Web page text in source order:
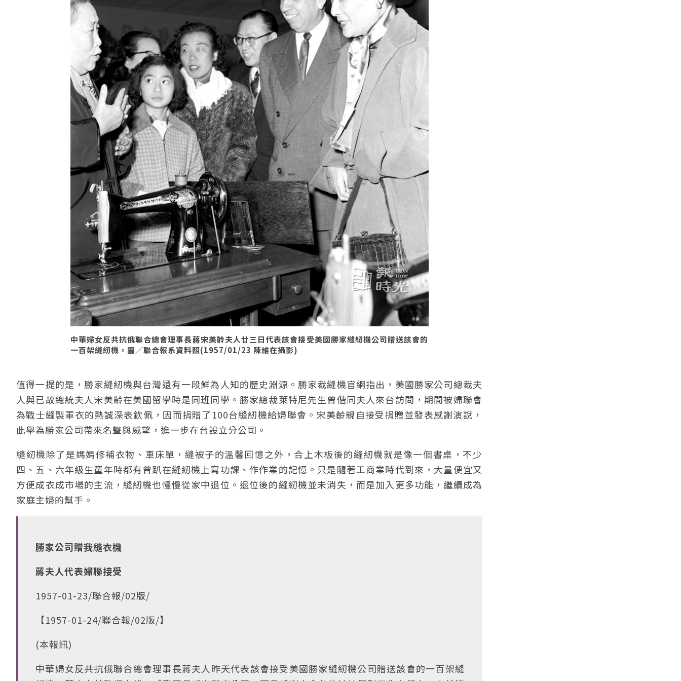
中華婦女反共抗俄聯合總會理事長蔣宋美齡夫人廿三日代表該會接受美國勝家縫紉機公司贈送該會的
一百架縫紉機。圖／聯合報系資料照(1957/01/23 陳維在攝影)
值得一提的是，勝家縫紉機與台灣還有一段鮮為人知的歷史淵源。勝家裁縫機官網指出，美國勝家公司總裁夫
人與已故總統夫人宋美齡在美國留學時是同班同學。勝家總裁萊特尼先生曾偕同夫人來台訪問，期間被婦聯會
為戰士縫製軍衣的熱誠深表欽佩，因而捐贈了100台縫紉機給婦聯會。宋美齡親自接受捐贈並發表感謝演說，
此舉為勝家公司帶來名聲與威望，進一步在台設立分公司。
縫紉機除了是媽媽修補衣物、車床單，縫被子的溫馨回憶之外，合上木板後的縫紉機就是像一個書桌，不少
四、五、六年級生童年時都有曾趴在縫紉機上寫功課、作作業的記憶。只是隨著工商業時代到來，大量便宜又
方便成衣成市場的主流，縫紉機也慢慢從家中退位。退位後的縫紉機並未消失，而是加入更多功能，繼續成為
家庭主婦的幫手。
勝家公司贈我縫衣機
蔣夫人代表婦聯接受
1957-01-23/聯合報/02版/
【1957-01-24/聯合報/02版/】
(本報訊)
中華婦女反共抗俄聯合總會理事長蔣夫人昨天代表該會接受美國勝家縫紉機公司贈送該會的一百架縫